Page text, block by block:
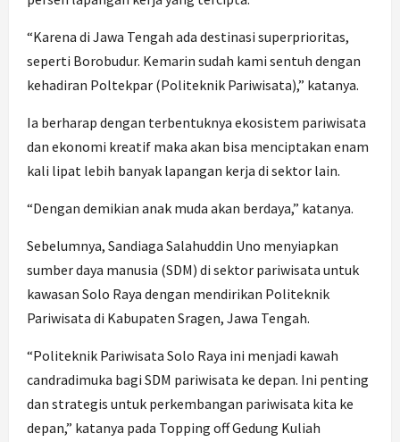
“Karena di Jawa Tengah ada destinasi superprioritas,
seperti Borobudur. Kemarin sudah kami sentuh dengan
kehadiran Poltekpar (Politeknik Pariwisata),” katanya.
Ia berharap dengan terbentuknya ekosistem pariwisata
dan ekonomi kreatif maka akan bisa menciptakan enam
kali lipat lebih banyak lapangan kerja di sektor lain.
“Dengan demikian anak muda akan berdaya,” katanya.
Sebelumnya, Sandiaga Salahuddin Uno menyiapkan
sumber daya manusia (SDM) di sektor pariwisata untuk
kawasan Solo Raya dengan mendirikan Politeknik
Pariwisata di Kabupaten Sragen, Jawa Tengah.
“Politeknik Pariwisata Solo Raya ini menjadi kawah
candradimuka bagi SDM pariwisata ke depan. Ini penting
dan strategis untuk perkembangan pariwisata kita ke
depan,” katanya pada Topping off Gedung Kuliah